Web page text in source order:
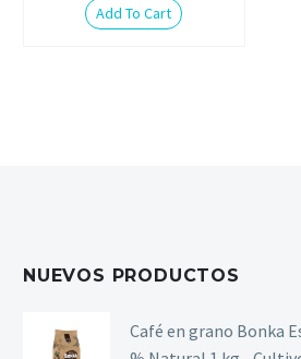
Add To Cart
NUEVOS PRODUCTOS
Café en grano Bonka